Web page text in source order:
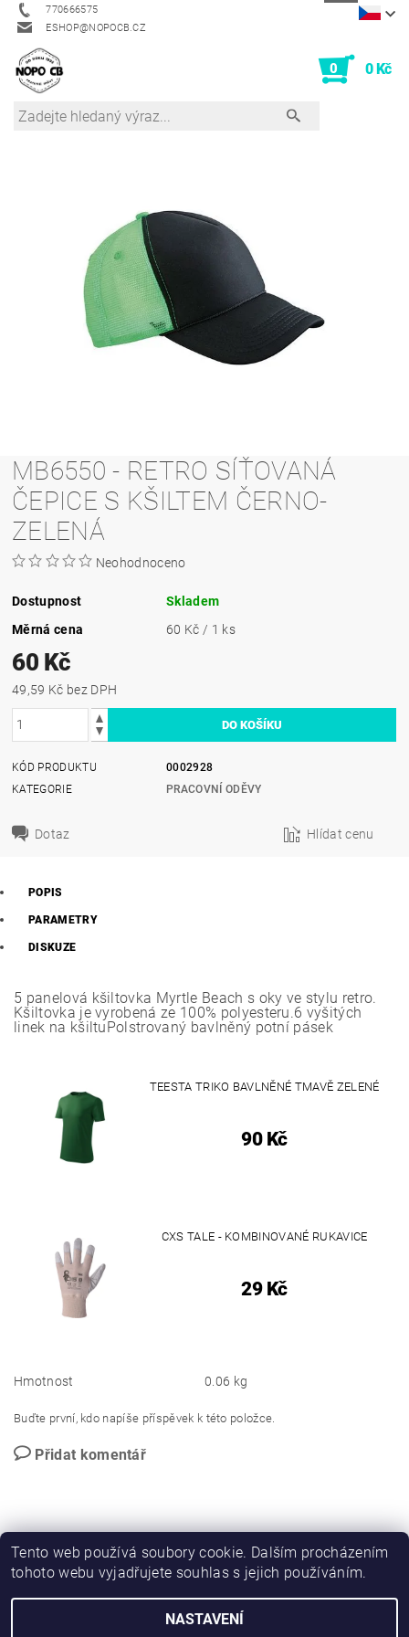
770666575
ESHOP@NOPOCB.CZ
0 0 Kč
MB6550 - RETRO SÍŤOVANÁ
ČEPICE S KŠILTEM ČERNO-
ZELENÁ
Neohodnoceno
Dostupnost
Skladem
Měrná cena
60 Kč / 1 ks
60 Kč
49,59 Kč bez DPH
KÓD PRODUKTU
0002928
KATEGORIE
PRACOVNÍ ODĚVY
Dotaz Hlídat cenu
POPIS
PARAMETRY
DISKUZE
5 panelová kšiltovka Myrtle Beach s oky ve stylu retro.
Kšiltovka je vyrobená ze 100% polyesteru.6 vyšitých
linek na kšiltuPolstrovaný bavlněný potní pásek
TEESTA TRIKO BAVLNĚNÉ TMAVĚ ZELENÉ
90 Kč
CXS TALE - KOMBINOVANÉ RUKAVICE
29 Kč
Hmotnost 0.06 kg
Buďte první, kdo napíše příspěvek k této položce.
Přidat komentář
Tento web používá soubory cookie. Dalším procházením
tohoto webu vyjadřujete souhlas s jejich používáním.
NASTAVENÍ